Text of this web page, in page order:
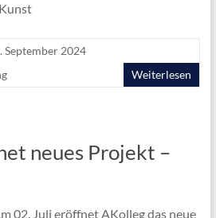
September 2024
Weiterlesen
neues Projekt –
02. Juli eröffnet AKolleg das neue